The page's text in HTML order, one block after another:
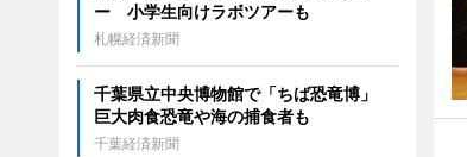
ー 小学生向けラボツアーも
札幌経済新聞
千葉県立中央博物館で「ちば恐竜博」
巨大肉食恐竜や海の捕食者も
千葉経済新聞